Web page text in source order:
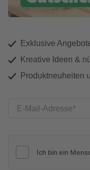
Exklusive
Kreative Ideen &
Produktneuheiten
E-Mail-Adresse